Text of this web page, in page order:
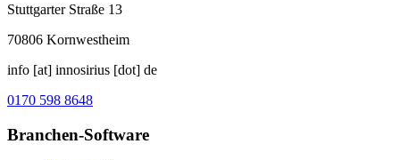
Stuttgarter Straße 13
70806 Kornwestheim
info [at] innosirius [dot] de
0170 598 8648
Branchen-Software